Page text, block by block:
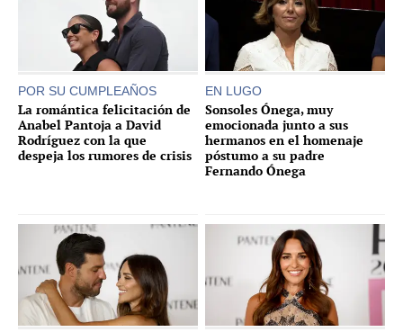
POR SU CUMPLEAÑOS
La romántica felicitación de
Anabel Pantoja a David
Rodríguez con la que
despeja los rumores de crisis
EN LUGO
Sonsoles Ónega, muy
emocionada junto a sus
hermanos en el homenaje
póstumo a su padre
Fernando Ónega